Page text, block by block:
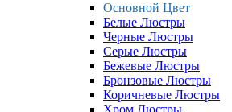
Основной Цвет
Белые Люстры
Черные Люстры
Серые Люстры
Бежевые Люстры
Бронзовые Люстры
Коричневые Люстры
Хром Люстры